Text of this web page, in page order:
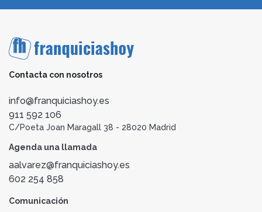
Contacta con nosotros
info@franquiciashoy.es
911 592 106
C/Poeta Joan Maragall 38 - 28020 Madrid
Agenda una llamada
aalvarez@franquiciashoy.es
602 254 858
Comunicación